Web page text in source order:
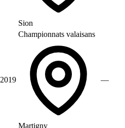
Sion
2019
Championnats valaisans
Martigny
—